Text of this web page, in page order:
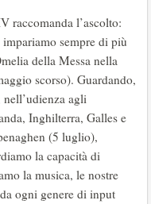
raccomanda l’ascolto:
sempre di più
della Messa nella
scorso). Guardando,
agli
Inghilterra, Galles e
(5 luglio),
la capacità di
la musica, le nostre
ogni genere di input